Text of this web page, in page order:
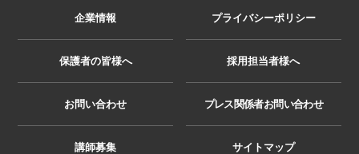
企業情報 プライバシーポリシー
保護者の皆様へ 採用担当者様へ
お問い合わせ プレス関係者お問い合わせ
講師募集 サイトマップ